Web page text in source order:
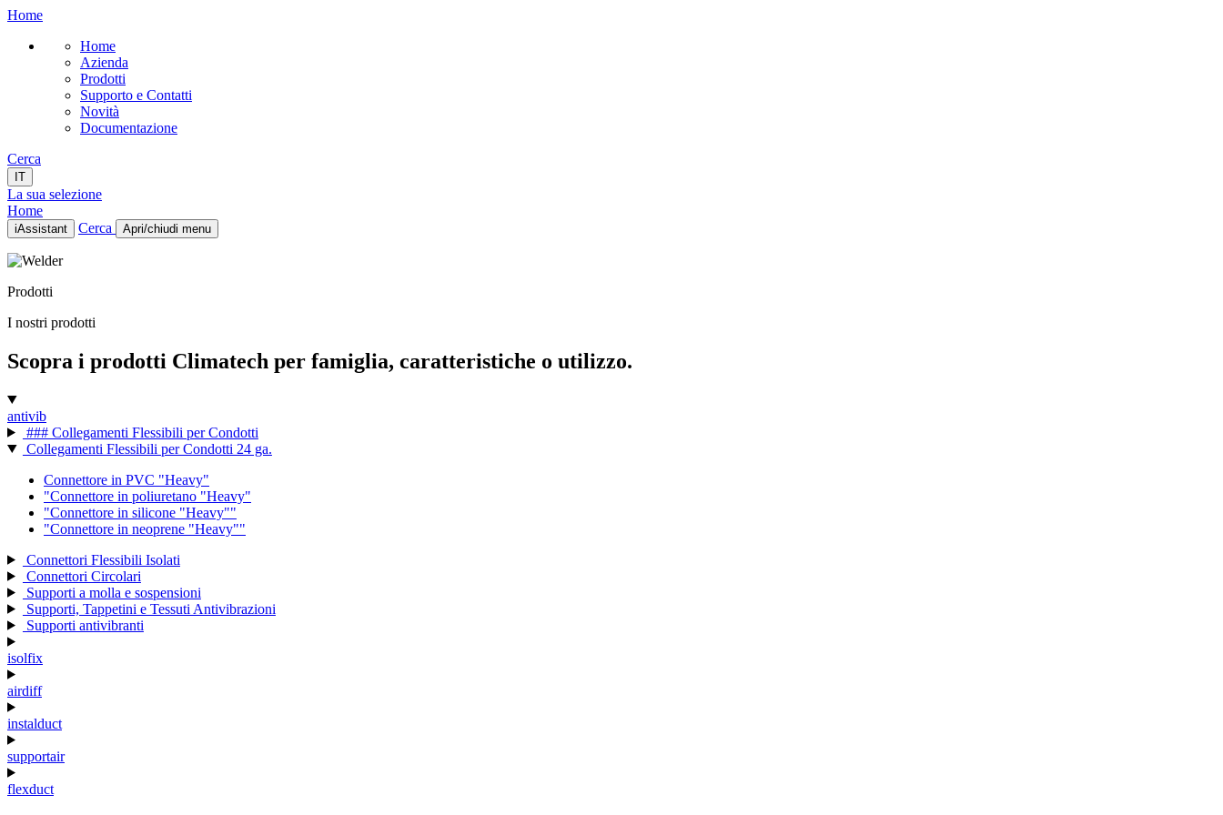
Home
Home
Azienda
Prodotti
Supporto e Contatti
Novità
Documentazione
Cerca
IT
La sua selezione
Home
iAssistant Cerca Apri/chiudi menu
Home
Prodotti
Novità
IT
Prodotti
I nostri prodotti
Scopra i prodotti Climatech per famiglia, caratteristiche o utilizzo.
antivib
### Collegamenti Flessibili per Condotti
Collegamenti Flessibili per Condotti 24 ga.
Connettore in PVC "Heavy"
"Connettore in poliuretano "Heavy"
"Connettore in silicone "Heavy""
"Connettore in neoprene "Heavy""
Connettori Flessibili Isolati
Connettori Circolari
Supporti a molla e sospensioni
Supporti, Tappetini e Tessuti Antivibrazioni
Supporti antivibranti
isolfix
airdiff
instalduct
supportair
flexduct